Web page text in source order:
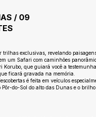
/ 09
exclusivas, revelando
um Safari com caminhões
que guiará você a
ficará gravada na memória.
é feita em veículos
do-Sol do alto das Dunas e o